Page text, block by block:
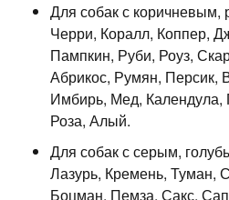
Для собак с
Черри, Коралл, Коппер,
Пампкин, Руби, Роуз,
Абрикос, Румян,
Имбирь, Мед, Календула,
Роза, Алый.
Для собак с серым,
Лазурь, Кремень, Туман,
Боцман, Пемза, Сакс,